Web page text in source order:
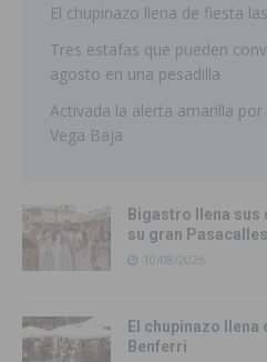
El chupinazo llena de fiesta
Tres estafas que pueden
agosto en una pesadilla
Activada la alerta amarilla
Vega Baja
Bigastro llena
su gran
10/08/2026
El chupinazo
Benferri